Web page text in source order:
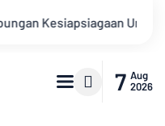
Untuk Menanggulangi
7 Aug
2026